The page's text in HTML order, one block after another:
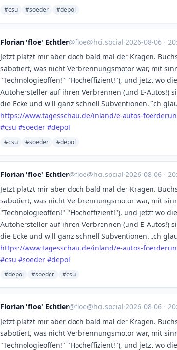
#csu #soeder #depol
Florian 'floe' Echtler@floe@hci.social·2026-08-06 ·
Jetzt platzt mir aber doch bald mal der Kragen.
sabotiert, was nicht Verbrennungsmotor war, mit
"Technologieoffen!" "Hocheffizient!"), und jetzt wo
Autohersteller auf ihren Verbrennen (und E-Autos!)
die Ecke und will ganz schnell Subventionen. Ich
https://www.tagesschau.de/inland/e-autos-f
#csu #soeder #depol
#csu #soeder #depol
Florian 'floe' Echtler@floe@hci.social·2026-08-06 ·
Jetzt platzt mir aber doch bald mal der Kragen.
sabotiert, was nicht Verbrennungsmotor war, mit
"Technologieoffen!" "Hocheffizient!"), und jetzt wo
Autohersteller auf ihren Verbrennen (und E-Autos!)
die Ecke und will ganz schnell Subventionen. Ich
https://www.tagesschau.de/inland/e-autos-f
#csu #soeder #depol
#depol #soeder #csu
Florian 'floe' Echtler@floe@hci.social·2026-08-06 ·
Jetzt platzt mir aber doch bald mal der Kragen.
sabotiert, was nicht Verbrennungsmotor war, mit
"Technologieoffen!" "Hocheffizient!"), und jetzt wo